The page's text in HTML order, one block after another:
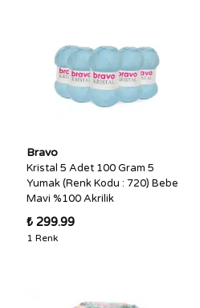
Bravo
Kristal 5 Adet 100 Gram 5
Yumak (Renk Kodu : 720) Bebe
Mavi %100 Akrilik
₺ 299.99
1 Renk